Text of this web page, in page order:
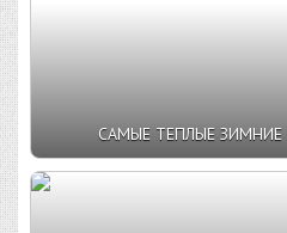
САМЫЕ ТЕПЛЫЕ